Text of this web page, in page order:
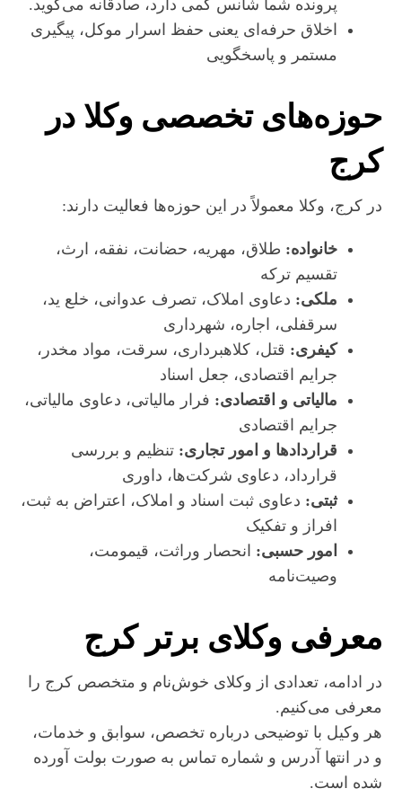
پرونده شما شانس کمی دارد، صادقانه می‌گوید.
اخلاق حرفه‌ای یعنی حفظ اسرار موکل، پیگیری
مستمر و پاسخگویی
حوزه‌های تخصصی وکلا در
کرج
در کرج، وکلا معمولاً در این حوزه‌ها فعالیت دارند:
خانواده: طلاق، مهریه، حضانت، نفقه، ارث،
تقسیم ترکه
ملکی: دعاوی املاک، تصرف عدوانی، خلع ید،
سرقفلی، اجاره، شهرداری
کیفری: قتل، کلاهبرداری، سرقت، مواد مخدر،
جرایم اقتصادی، جعل اسناد
مالیاتی و اقتصادی: فرار مالیاتی، دعاوی مالیاتی،
جرایم اقتصادی
قراردادها و امور تجاری: تنظیم و بررسی
قرارداد، دعاوی شرکت‌ها، داوری
ثبتی: دعاوی ثبت اسناد و املاک، اعتراض به ثبت،
افراز و تفکیک
امور حسبی: انحصار وراثت، قیمومت،
وصیت‌نامه
معرفی وکلای برتر کرج
در ادامه، تعدادی از وکلای خوش‌نام و متخصص کرج را
معرفی می‌کنیم.
هر وکیل با توضیحی درباره تخصص، سوابق و خدمات،
و در انتها آدرس و شماره تماس به صورت بولت آورده
شده است.